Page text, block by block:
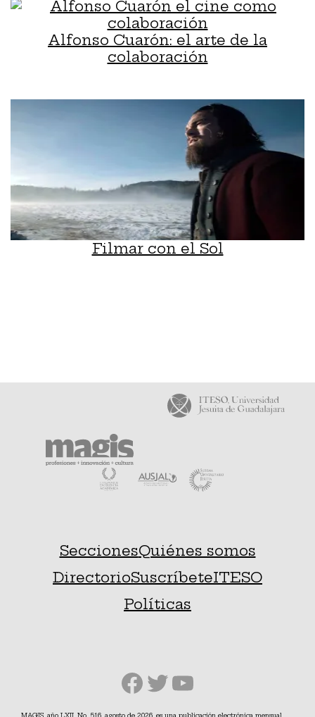
Alfonso Cuarón: el arte de la
colaboración
Filmar con el Sol
SeccionesQuiénes somos
DirectorioSuscríbeteITESO
Políticas
Facebook
Twitter
YouTube
MAGIS, año LXII, No. 516, agosto de 2026, es una publicación electrónica mensual